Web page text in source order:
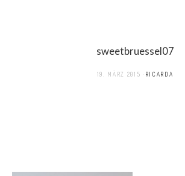
sweetbruessel07
19. MÄRZ 2015 RICARDA